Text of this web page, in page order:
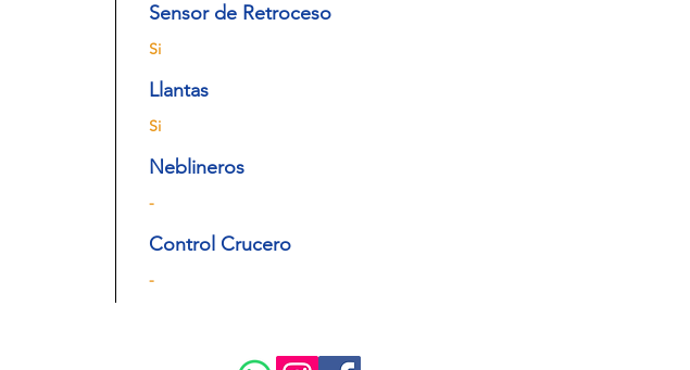
Sensor de Retroceso
Si
Llantas
Si
Neblineros
-
Control Crucero
-